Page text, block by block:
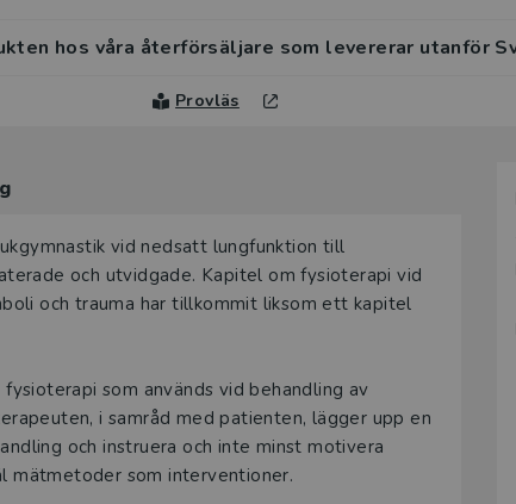
hos våra återförsäljare som levererar utanför
Provläs
vid nedsatt lungfunktion till
och utvidgade. Kapitel om fysioterapi vid
och trauma har tillkommit liksom ett kapitel
som används vid behandling av
i samråd med patienten, lägger upp en
och instruera och inte minst motivera
mätmetoder som interventioner.